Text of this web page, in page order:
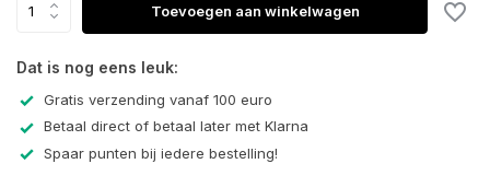
Toevoegen aan winkelwagen
Dat is nog eens leuk:
Gratis verzending vanaf 100 euro
Betaal direct of betaal later met Klarna
Spaar punten bij iedere bestelling!